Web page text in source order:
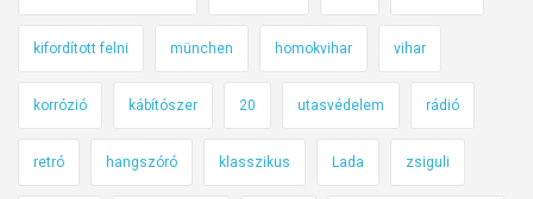
kifordított felni münchen homokvihar vihar
korrózió kábítószer 20 utasvédelem rádió
retró hangszóró klasszikus Lada zsiguli